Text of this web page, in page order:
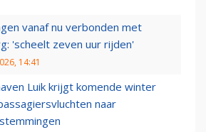
vanaf nu verbonden met
'scheelt zeven uur rijden'
14:41
Luik krijgt komende winter
naar